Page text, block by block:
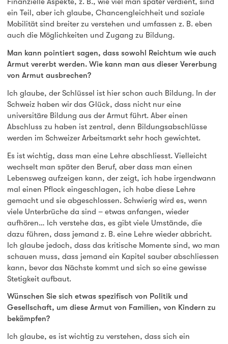
ein Teil, aber ich glaube, Chancengleichheit und soziale
Mobilität sind breiter zu verstehen und umfassen z. B. eben
auch die Möglichkeiten und Zugang zu Bildung.
Man kann pointiert sagen, dass sowohl Reichtum wie auch
Armut vererbt werden. Wie kann man aus dieser Vererbung
von Armut ausbrechen?
Ich glaube, der Schlüssel ist hier schon auch Bildung. In der
Schweiz haben wir das Glück, dass nicht nur eine
universitäre Bildung aus der Armut führt. Aber einen
Abschluss zu haben ist zentral, denn Bildungsabschlüsse
werden im Schweizer Arbeitsmarkt sehr hoch gewichtet.
Es ist wichtig, dass man eine Lehre abschliesst. Vielleicht
wechselt man später den Beruf, aber dass man einen
Lebensweg aufzeigen kann, der zeigt, ich habe irgendwann
mal einen Pflock eingeschlagen, ich habe diese Lehre
gemacht und sie abgeschlossen. Schwierig wird es, wenn
viele Unterbrüche da sind – etwas anfangen, wieder
aufhören… Ich verstehe das, es gibt viele Umstände, die
dazu führen, dass jemand z. B. eine Lehre wieder abbricht.
Ich glaube jedoch, dass das kritische Momente sind, wo man
schauen muss, dass jemand ein Kapitel sauber abschliessen
kann, bevor das Nächste kommt und sich so eine gewisse
Stetigkeit aufbaut.
Wünschen Sie sich etwas spezifisch von Politik und
Gesellschaft, um diese Armut von Familien, von Kindern zu
bekämpfen?
Ich glaube, es ist wichtig zu verstehen, dass sich ein